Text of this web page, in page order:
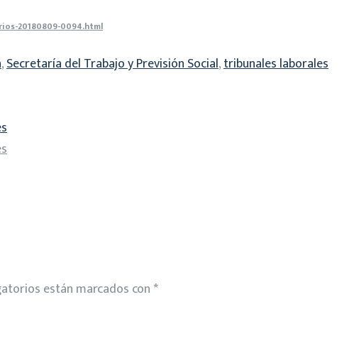
20180809-0094.html
,Secretaría del Trabajo y Previsión Social,tribunales laborales
están marcados con*